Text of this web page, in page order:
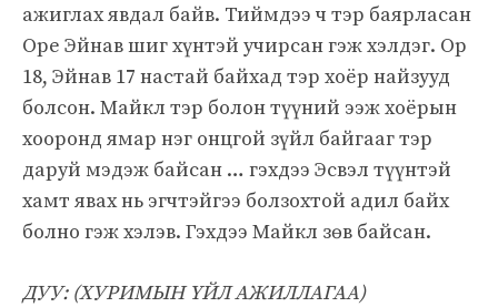
ажиглах явдал байв. Тиймдээ ч тэр баярласан
Оре Эйнав шиг хүнтэй учирсан гэж хэлдэг. Ор
18, Эйнав 17 настай байхад тэр хоёр найзууд
болсон. Майкл тэр болон түүний ээж хоёрын
хооронд ямар нэг онцгой зүйл байгааг тэр
даруй мэдэж байсан … гэхдээ Эсвэл түүнтэй
хамт явах нь эгчтэйгээ болзохтой адил байх
болно гэж хэлэв. Гэхдээ Майкл зөв байсан.
ДУУ: (ХУРИМЫН ҮЙЛ АЖИЛЛАГАА)